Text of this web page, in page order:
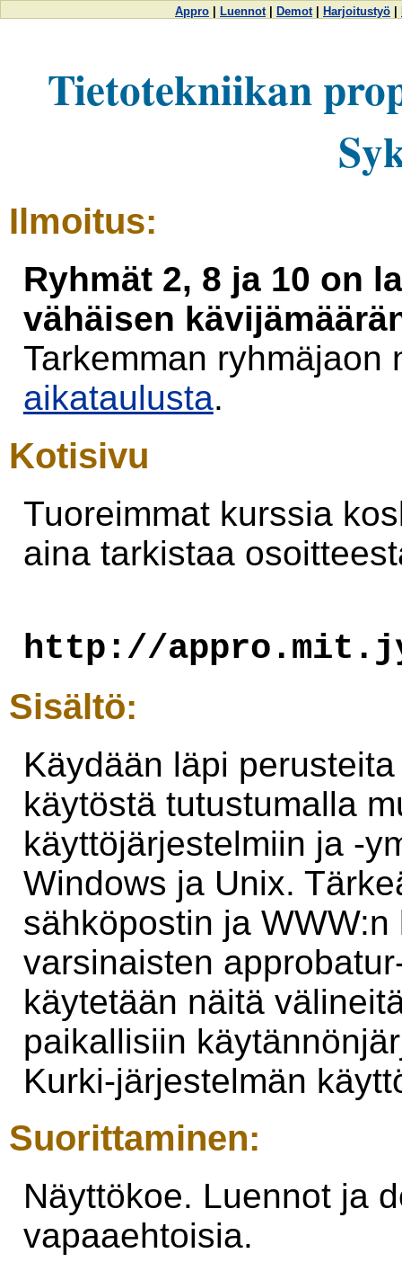
Appro Luennot| Demot| Harjoitustyö
Tietotekniikan
Ilmoitus:
Ryhmät 2, 8 ja 10 on
vähäisen
Tarkemman ryhmäjaon
aikataulusta.
Kotisivu
Tuoreimmat kurssia
aina tarkistaa
http://
Sisältö:
Käydään läpi
käytöstä tutustumalla
käyttöjärjestelmiin ja -
Windows ja Unix.
sähköpostin ja
varsinaisten
käytetään näitä
paikallisiin
Kurki-järjestelmän
Suorittaminen:
Näyttökoe. Luennot ja
vapaaehtoisia.